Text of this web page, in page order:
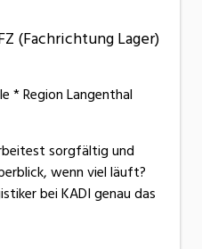
(Fachrichtung Lager)
* Region Langenthal
sorgfältig und
wenn viel läuft?
bei KADI genau das